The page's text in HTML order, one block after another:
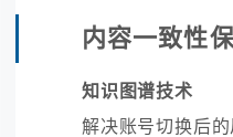
内容一致性
知识图谱技术
解决账号切换后的